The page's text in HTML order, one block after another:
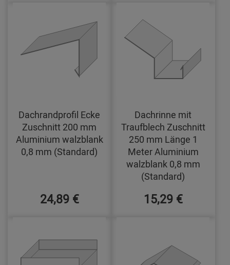
Dachrandprofil Ecke
Zuschnitt 200 mm
Aluminium walzblank
0,8 mm (Standard)
24,89 €
Dachrinne mit
Traufblech Zuschnitt
250 mm Länge 1
Meter Aluminium
walzblank 0,8 mm
(Standard)
15,29 €